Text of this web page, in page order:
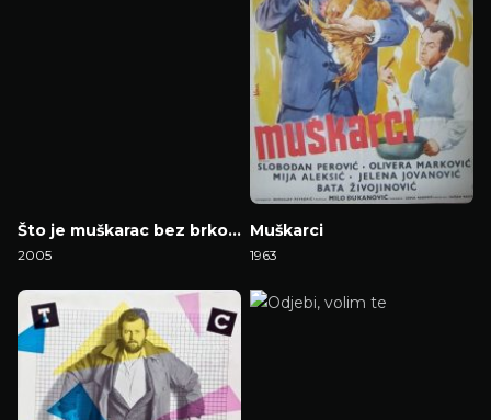
Što je muškarac bez brkova?
2005
Muškarci
1963